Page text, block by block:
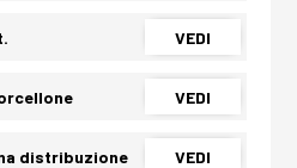
VEDI
VEDI
distribuzione VEDI